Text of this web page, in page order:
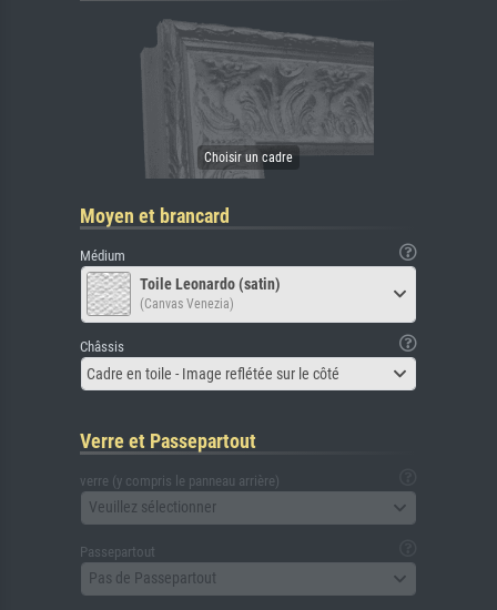
Moyen et brancard
Médium
Toile Leonardo (satin)
(Canvas Venezia)
Châssis
Cadre en toile - Image reflétée sur le côté
Verre et Passepartout
verre (y compris le panneau arrière)
Veuillez sélectionner
Passepartout
Pas de Passepartout